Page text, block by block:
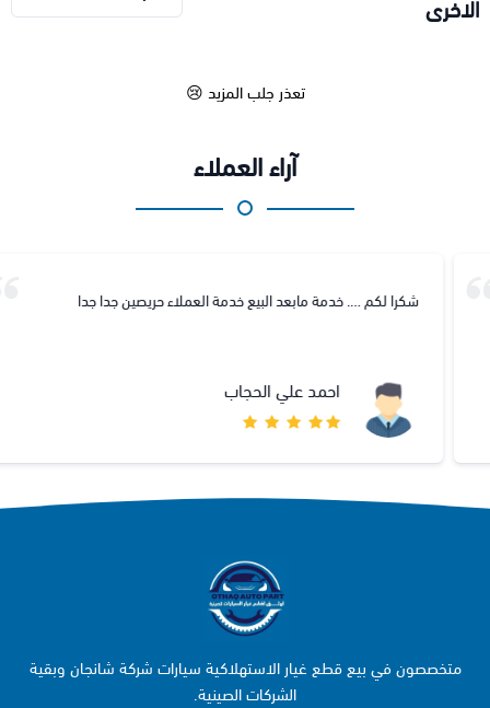
الاخرى
تعذر جلب المزيد 😢
آراء العملاء
شكرا لكم …. خدمة مابعد البيع خدمة العملاء حريصين جدا جدا
احمد علي الحجاب
متخصصون في بيع قطع غيار الاستهلاكية سيارات شركة شانجان وبقية
الشركات الصينية.